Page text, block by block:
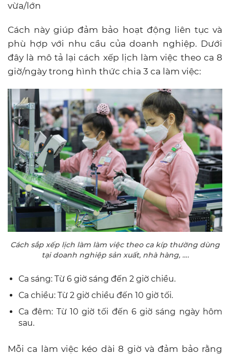
vừa/lớn
Cách này giúp đảm bảo hoạt động liên tục và
phù hợp với nhu cầu của doanh nghiệp. Dưới
đây là mô tả lại cách xếp lịch làm việc theo ca 8
giờ/ngày trong hình thức chia 3 ca làm việc:
Cách sắp xếp lịch làm làm việc theo ca kíp thường dùng
tại doanh nghiệp sản xuất, nhà hàng, ….
Ca sáng: Từ 6 giờ sáng đến 2 giờ chiều.
Ca chiều: Từ 2 giờ chiều đến 10 giờ tối.
Ca đêm: Từ 10 giờ tối đến 6 giờ sáng ngày hôm
sau.
Mỗi ca làm việc kéo dài 8 giờ và đảm bảo rằng